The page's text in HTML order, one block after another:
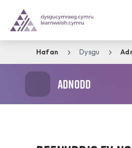
Hafan Dysgu
Adnodd